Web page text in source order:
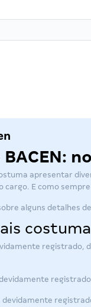
apresentar
cargo. E como
alguns detalhes
registrado,